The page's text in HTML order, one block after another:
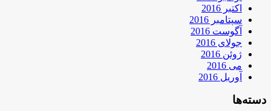
اکتبر 2016
سپتامبر 2016
آگوست 2016
جولای 2016
ژوئن 2016
می 2016
آوریل 2016
دسته‌ها